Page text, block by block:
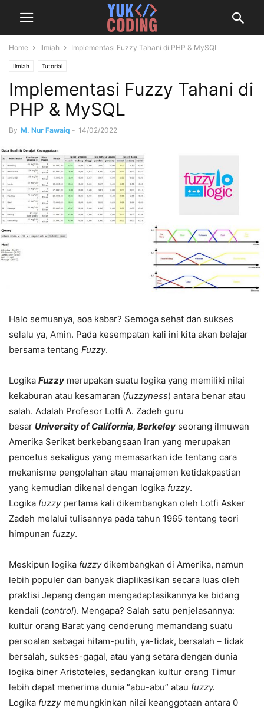
Home Ilmiah Implementasi Fuzzy Tahani di PHP & MySQL
Ilmiah Tutorial
Implementasi Fuzzy Tahani di
PHP & MySQL
By M. Nur Fawaiq - 14/02/2022
Halo semuanya, aoa kabar? Semoga sehat dan sukses
selalu ya, Amin. Pada kesempatan kali ini kita akan belajar
bersama tentang Fuzzy.
Logika Fuzzy merupakan suatu logika yang memiliki nilai
kekaburan atau kesamaran (fuzzyness) antara benar atau
salah. Adalah Profesor Lotfi A. Zadeh guru
besar University of California, Berkeley seorang ilmuwan
Amerika Serikat berkebangsaan Iran yang merupakan
pencetus sekaligus yang memasarkan ide tentang cara
mekanisme pengolahan atau manajemen ketidakpastian
yang kemudian dikenal dengan logika fuzzy.
Logika fuzzypertama kali dikembangkan oleh Lotfi Asker
Zadeh melalui tulisannya pada tahun 1965 tentang teori
himpunan fuzzy.
Meskipun logika fuzzydikembangkan di Amerika, namun
lebih populer dan banyak diaplikasikan secara luas oleh
praktisi Jepang dengan mengadaptasikannya ke bidang
kendali (control). Mengapa? Salah satu penjelasannya:
kultur orang Barat yang cenderung memandang suatu
persoalan sebagai hitam-putih, ya-tidak, bersalah – tidak
bersalah, sukses-gagal, atau yang setara dengan dunia
logika biner Aristoteles, sedangkan kultur orang Timur
lebih dapat menerima dunia “abu-abu” atau fuzzy.
Logika fuzzymemungkinkan nilai keanggotaan antara 0